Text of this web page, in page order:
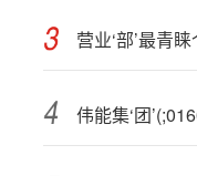
伟能集‘团